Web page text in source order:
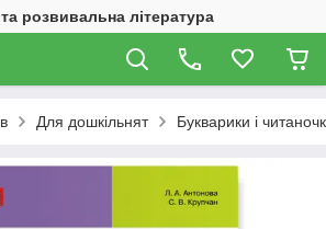
розвивальна література
Для дошкільнят Букварики і